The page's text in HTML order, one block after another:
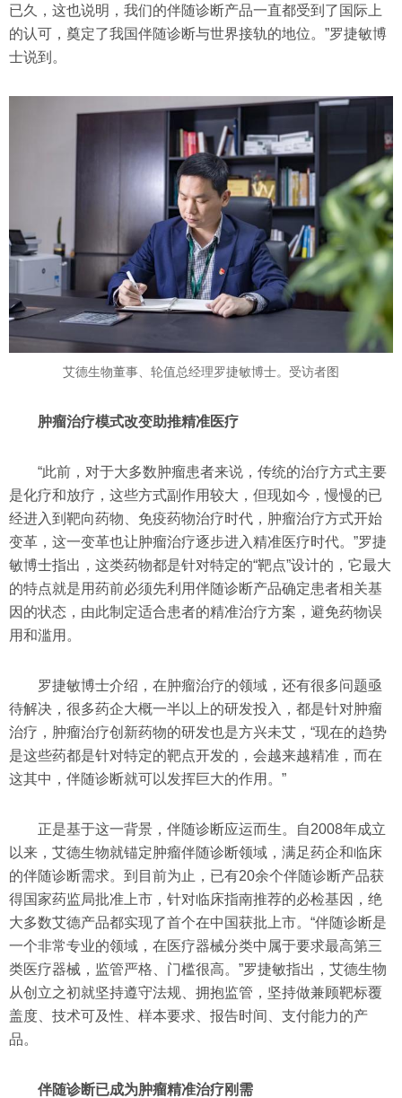
已久，这也说明，我们的伴随诊断产品一直都受到了国际上
的认可，奠定了我国伴随诊断与世界接轨的地位。”罗捷敏博
士说到。
艾德生物董事、轮值总经理罗捷敏博士。受访者图
肿瘤治疗模式改变助推精准医疗
“此前，对于大多数肿瘤患者来说，传统的治疗方式主要
是化疗和放疗，这些方式副作用较大，但现如今，慢慢的已
经进入到靶向药物、免疫药物治疗时代，肿瘤治疗方式开始
变革，这一变革也让肿瘤治疗逐步进入精准医疗时代。”罗捷
敏博士指出，这类药物都是针对特定的“靶点”设计的，它最大
的特点就是用药前必须先利用伴随诊断产品确定患者相关基
因的状态，由此制定适合患者的精准治疗方案，避免药物误
用和滥用。
罗捷敏博士介绍，在肿瘤治疗的领域，还有很多问题亟
待解决，很多药企大概一半以上的研发投入，都是针对肿瘤
治疗，肿瘤治疗创新药物的研发也是方兴未艾，“现在的趋势
是这些药都是针对特定的靶点开发的，会越来越精准，而在
这其中，伴随诊断就可以发挥巨大的作用。”
正是基于这一背景，伴随诊断应运而生。自2008年成立
以来，艾德生物就锚定肿瘤伴随诊断领域，满足药企和临床
的伴随诊断需求。到目前为止，已有20余个伴随诊断产品获
得国家药监局批准上市，针对临床指南推荐的必检基因，绝
大多数艾德产品都实现了首个在中国获批上市。“伴随诊断是
一个非常专业的领域，在医疗器械分类中属于要求最高第三
类医疗器械，监管严格、门槛很高。”罗捷敏指出，艾德生物
从创立之初就坚持遵守法规、拥抱监管，坚持做兼顾靶标覆
盖度、技术可及性、样本要求、报告时间、支付能力的产
品。
伴随诊断已成为肿瘤精准治疗刚需